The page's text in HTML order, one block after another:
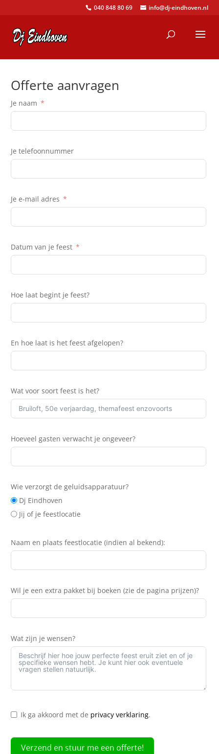
040 848 80 69 info@dj-eindhoven.nl
Offerte aanvragen
Je naam
Je telefoonnummer
Je e-mail adres
Datum van je feest
Hoe laat begint je feest?
En hoe laat is het feest afgelopen?
Wat voor soort feest is het?
Hoeveel gasten verwacht je ongeveer?
Wie verzorgt de geluidsapparatuur?
Dj Eindhoven
Jij of je feestlocatie
Naam en plaats feestlocatie (indien al bekend):
Wil je een extra pakket bij boeken (zie de pagina prijzen)?
Wat zijn je wensen?
Ik ga akkoord met de privacy verklaring.
Verzend en stuur me een offerte!